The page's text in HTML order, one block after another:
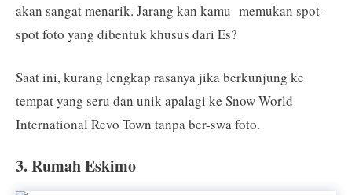
akan sangat menarik. Jarang kan kamu memukan spot-
spot foto yang dibentuk khusus dari Es?
Saat ini, kurang lengkap rasanya jika berkunjung ke
tempat yang seru dan unik apalagi ke Snow World
International Revo Town tanpa ber-swa foto.
3. Rumah Eskimo